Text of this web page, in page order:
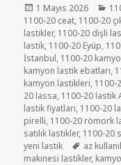
Yayın
tarihi
1 Mayıs 2026
1100-20 ceat, 1100-20
lastikler, 1100-20 dişli
lastik, 1100-20 Eyüp,
İstanbul, 1100-20
kamyon lastik ebatları,
kamyon lastikleri, 1100-
20 lassa, 1100-20 lastik
lastik fiyatları, 1100-20
pirelli, 1100-20 römork
satılık lastikler, 1100-20
yeni lastik
Etiketler
az
makinesi lastikler,